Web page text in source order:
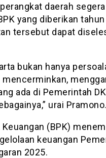
daerah segera
yang diberikan
tersebut dapat
bukan hanya
ada di Pemerintah
urai Pramono.
(BPK)
keuangan
2025.